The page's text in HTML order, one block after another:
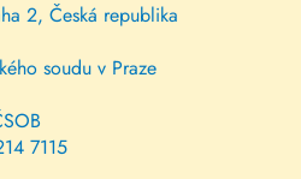
2, Česká republika
soudu v Praze
7115